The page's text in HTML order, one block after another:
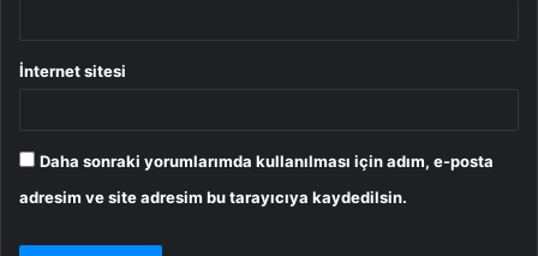
İnternet sitesi
Daha sonraki yorumlarımda kullanılması için adım, e-posta
adresim ve site adresim bu tarayıcıya kaydedilsin.